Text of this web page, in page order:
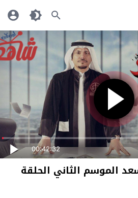
00:42:32
الموسم الثاني الحلقة